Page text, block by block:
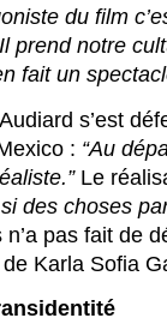
du film
prend notre
fait un
s’est
: “Au
Le
si des choses
n’a pas fait de
Karla Sofia